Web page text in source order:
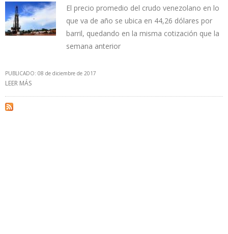
El precio promedio del crudo venezolano en lo
que va de año se ubica en 44,26 dólares por
barril, quedando en la misma cotización que la
semana anterior
PUBLICADO: 08 de diciembre de 2017
LEER MÁS